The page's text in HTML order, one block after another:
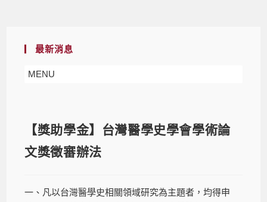
最新消息
MENU
【獎助學金】台灣醫學史學會學術論
文獎徵審辦法
一、凡以台灣醫學史相關領域研究為主題者，均得申